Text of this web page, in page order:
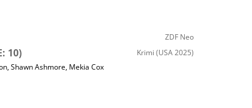
ZDF Neo
10) Krimi (USA 2025)
,Shawn Ashmore, Mekia Cox